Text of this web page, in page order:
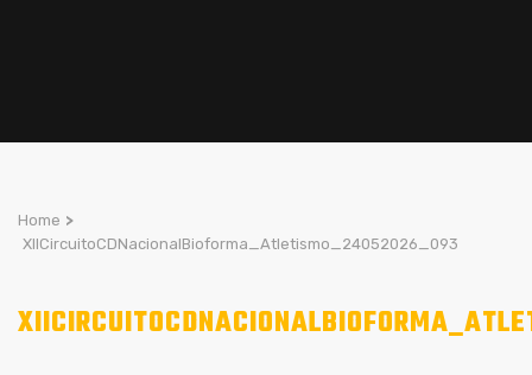
Home >
XIICircuitoCDNacionalBioforma_Atletismo_24052026_093